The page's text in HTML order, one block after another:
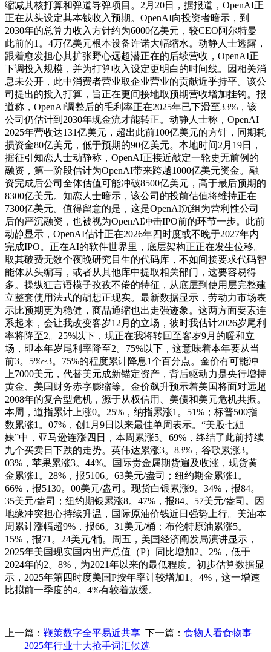
缩减其核打算和弹道导弹项目。2月20日，据报道，OpenAI正
正在从头设定其本钱收入预期。OpenAI向投资者暗示，到
2030年的总算力收入方针约为6000亿美元，较CEO阿尔特曼
此前的1。4万亿美元根本设备许诺大幅缩水。动静人士透露，
跟着愈发担心其扩张野心远超潜正在的后续营收，OpenAI正
下调投入规模，并为打算收入设定更明白的时间线。因相关消
息未公开，此中消费者营业取企业营业的贡献近乎持平。该公
司提出的投入打算，旨正在更间接地取预期营收增加挂钩。报
道称，OpenAI调整后的毛利率正在2025年已下滑至33%，该
公司仍估计到2030年现金流才能转正。动静人士称，OpenAI
2025年营收达131亿美元，超出此前100亿美元的方针，同期耗
损资金80亿美元，低于预期的90亿美元。本地时间2月19日，
据征引知恋人士动静称，OpenAI正接近敲定一轮史无前例的
融资，第一阶段估计为OpenAI带来跨越1000亿美元资金。融
资完成后公司全体估值可能冲破8500亿美元，高于最后预期的
8300亿美元。知恋人士暗示，该公司的投前估值将维持正在
7300亿美元。值得留意的是，这是OpenAI沉组为营利性公司
后的严沉融资，也被视为OpenAI冲击IPO前的环节一步。此前
动静显示，OpenAI估计正在2026年四时度或不晚于2027年内
完成IPO。正在AI的软件世界里，底层架构正正在发生位移。
取其破费无数个夜晚研究目生的代码库，不如间接要求代码智
能体从头编写，或者从其他库中提取相关部门，这要容易得
多。操纵狂言语模子孜孜不倦的特征，从底层到使用层完整建
立整套使用法式的胡想正现实。最新数据显示，劳动力市场表
示比预期更为稳健，商品通缩也出走强迹象。这两方面要素连
系起来，会让我改变客岁12月的立场，彼时我估计2026岁尾利
率将降至2。25%以下，现正在我将转回至客岁9月的暖和立
场，即本年岁尾利率降至2。75%以下，这意味着本年要从当
前3。5%~3。75%的程度累计降息1个百分点。金价有可能冲
上7000美元，代替美元成新锚定资产，背后驱动力是央行增持
黄金、美国财务赤字膨缩等。金价飙升预示着美国将面对远超
2008年的复合型危机，源于从权信用、美债和美元危机共振。
本周，道指累计上涨0。25%，纳指累涨1。51%；标普500指
数累涨1。07%，创1月9日以来最佳单周表示。“美股七姐
妹”中，亚马逊连涨四日，本周累涨5。69%，终结了此前持续
九个买卖日下跌的走势。英伟达累涨3。83%，谷歌累涨3。
03%，苹果累涨3。44%。国际贵金属期货遍及收涨，现货黄
金累涨1。28%，报5106。63美元/盎司；纽约期金累涨1。
66%，报5130。00美元/盎司。现货白银累涨9。34%，报84。
35美元/盎司；纽约期银累涨8。47%，报84。57美元/盎司。因
地缘冲突担心持续升温，国际原油价钱近日强势上行。美油本
周累计涨幅超9%，报66。31美元/桶；布伦特原油累涨5。
15%，报71。24美元/桶。周五，美国经济阐发局演讲显示，
2025年美国现实国内出产总值（P）同比增加2。2%，低于
2024年的2。8%，为2021年以来的最低程度。初步估算数据显
示，2025年第四时度美国P按年率计较增加1。4%，这一增速
比拟前一季度的4。4%有较着放缓。
上一篇： 鞭策数字全平易近共享 下一篇： 食物人看食物事
——2025年行业十大抢手词汇候选